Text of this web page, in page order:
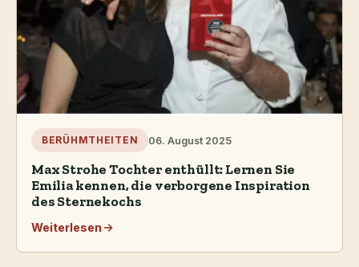
BERÜHMTHEITEN 06. August 2025
Max Strohe Tochter enthüllt: Lernen Sie
Emilia kennen, die verborgene Inspiration
des Sternekochs
Weiterlesen